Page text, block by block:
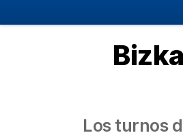
Los turnos